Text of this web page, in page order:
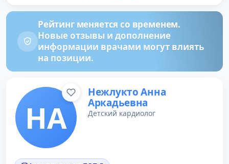
Рейтинг меняется со временем.
Новые отзывы и дополнение
информации врачами могут влиять
на позиции.
НА
Нежлукто Анна
Аркадьевна
Детский кардиолог